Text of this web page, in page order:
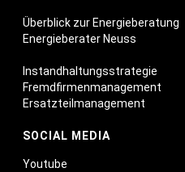
Überblick zur Energieberatung
Energieberater Neuss
Instandhaltungsstrategie
Fremdfirmenmanagement
Ersatzteilmanagement
SOCIAL MEDIA
Youtube